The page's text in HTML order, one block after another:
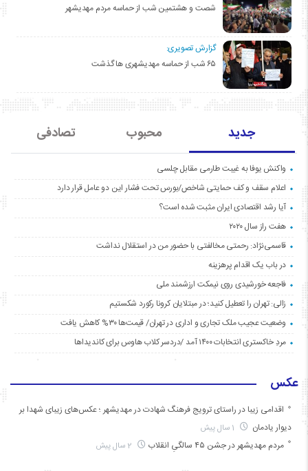
شصت و هشتمین شب از حماسه مردم مهدیشهر
گزارش تصویری:
۶۵ شب از حماسه مهدیشهری ها گذشت
جدید محبوب تصادفی
واکنش یوفا به غیبت طارمی مقابل چلسی
اعلام سقف و کف حمایتی شاخص/بورس تحت فشار این دو عامل قرار دارد
آیا رشد اقتصادی ایران مثبت شده است؟
هفت راز سال ۲۰۲۰
قاسمی‌نژاد: رحمتی مخالفتی با حضور من در استقلال نداشت
در باب یک اقدام پرهزینه
فاجعه خورشیدی روی نیمکت ارزشمند ملی
زالی: تهران را تعطیل کنید؛ در مبتلایان کرونا رکورد شکستیم
وضعیت عجیب ملک تجاری و اداری در تهران/ قیمت‌ها ۳۰% کاهش یافت
مردِ خاکستری انتخابات ۱۴۰۰ آمد /دردسر کلاب هاوس برای کاندیداها
عکس
اقدامی زیبا در راستای ترویج فرهنگ شهادت در مهدیشهر ؛ عکس‌های زیبای شهدا بر
دیوار یادمان
مردم مهدیشهر در جشن ۴۵ سالگیِ انقلاب